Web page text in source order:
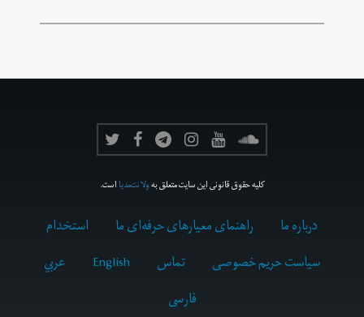
کلیه حقوق قانونی این سایت متعلق بهولانت‌مدیااست.
درباره ما راهنمای معیارهای حرفه‌ای ما
استخدام
سیاست حریم خصوصی
تماس English
عربي
فارسى